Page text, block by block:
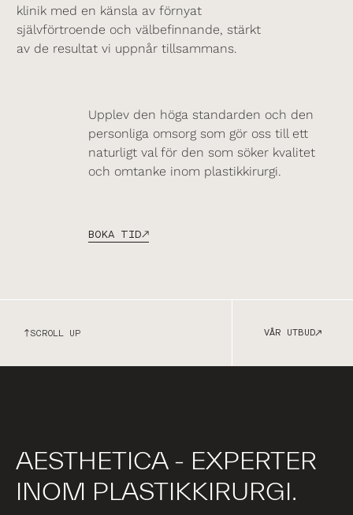
klinik med en känsla av förnyat
självförtroende och välbefinnande, stärkt
av de resultat vi uppnår tillsammans.
Upplev den höga standarden och den
personliga omsorg som gör oss till ett
naturligt val för den som söker kvalitet
och omtanke inom plastikkirurgi.
BOKA TID
SCROLL UP VÅR UTBUD
AESTHETICA - EXPERTER
INOM PLASTIKKIRURGI.